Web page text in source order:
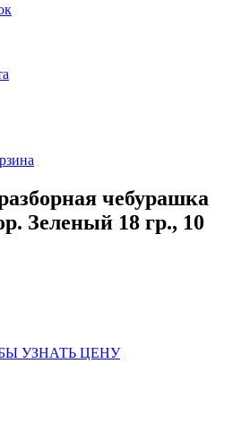
чебурашка
Зеленый 18 гр., 10
УЗНАТЬ ЦЕНУ